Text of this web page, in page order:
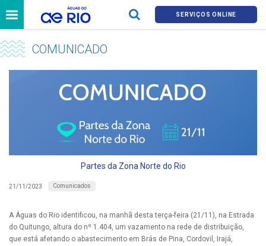
SERVIÇOS ONLINE
COMUNICADO
Partes da Zona Norte do Rio
21/11/2023 Comunicados
A Águas do Rio identificou, na manhã desta terça-feira (21/11), na Estrada
do Quitungo, altura do nº 1.404, um vazamento na rede de distribuição,
que está afetando o abastecimento em Brás de Pina, Cordovil, Irajá,